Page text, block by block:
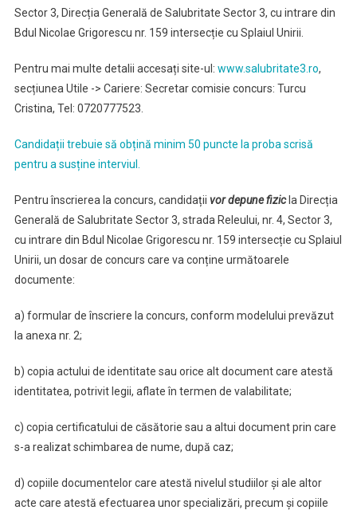
Sector 3, Direcția Generală de Salubritate Sector 3, cu intrare din
Bdul Nicolae Grigorescu nr. 159 intersecție cu Splaiul Unirii.
Pentru mai multe detalii accesați site-ul: www.salubritate3.ro,
secțiunea Utile -> Cariere: Secretar comisie concurs: Turcu
Cristina, Tel: 0720777523.
Candidații trebuie să obțină minim 50 puncte la proba scrisă
pentru a susține interviul.
Pentru înscrierea la concurs, candidații vor depune fizicla Direcția
Generală de Salubritate Sector 3, strada Releului, nr. 4, Sector 3,
cu intrare din Bdul Nicolae Grigorescu nr. 159 intersecție cu Splaiul
Unirii, un dosar de concurs care va conține următoarele
documente:
a) formular de înscriere la concurs, conform modelului prevăzut
la anexa nr. 2;
b) copia actului de identitate sau orice alt document care atestă
identitatea, potrivit legii, aflate în termen de valabilitate;
c) copia certificatului de căsătorie sau a altui document prin care
s-a realizat schimbarea de nume, după caz;
d) copiile documentelor care atestă nivelul studiilor și ale altor
acte care atestă efectuarea unor specializări, precum și copiile